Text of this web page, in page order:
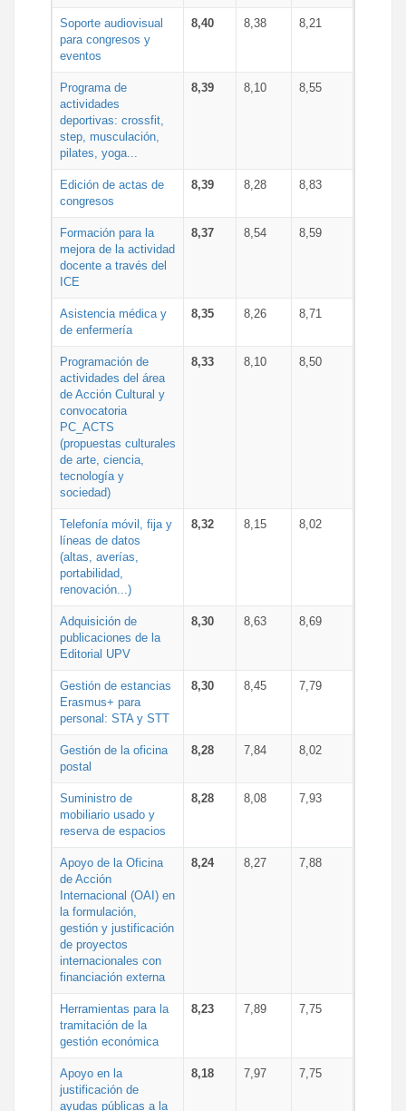
Soporte audiovisual
para congresos y
eventos
8,40 8,38 8,21
Programa de
actividades
deportivas: crossfit,
step, musculación,
pilates, yoga...
8,39 8,10 8,55
Edición de actas de
congresos
8,39 8,28 8,83
Formación para la
mejora de la actividad
docente a través del
ICE
8,37 8,54 8,59
Asistencia médica y
de enfermería
8,35 8,26 8,71
Programación de
actividades del área
de Acción Cultural y
convocatoria
PC_ACTS
(propuestas culturales
de arte, ciencia,
tecnología y
sociedad)
8,33 8,10 8,50
Telefonía móvil, fija y
líneas de datos
(altas, averías,
portabilidad,
renovación...)
8,32 8,15 8,02
Adquisición de
publicaciones de la
Editorial UPV
8,30 8,63 8,69
Gestión de estancias
Erasmus+ para
personal: STA y STT
8,30 8,45 7,79
Gestión de la oficina
postal
8,28 7,84 8,02
Suministro de
mobiliario usado y
reserva de espacios
8,28 8,08 7,93
Apoyo de la Oficina
de Acción
Internacional (OAI) en
la formulación,
gestión y justificación
de proyectos
internacionales con
financiación externa
8,24 8,27 7,88
Herramientas para la
tramitación de la
gestión económica
8,23 7,89 7,75
Apoyo en la
justificación de
ayudas públicas a la
8,18 7,97 7,75